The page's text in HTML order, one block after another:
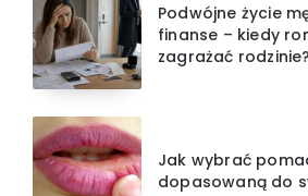
Podwójne życie
finanse – kiedy
zagrażać rodzinie?
Jak wybrać
dopasowaną do